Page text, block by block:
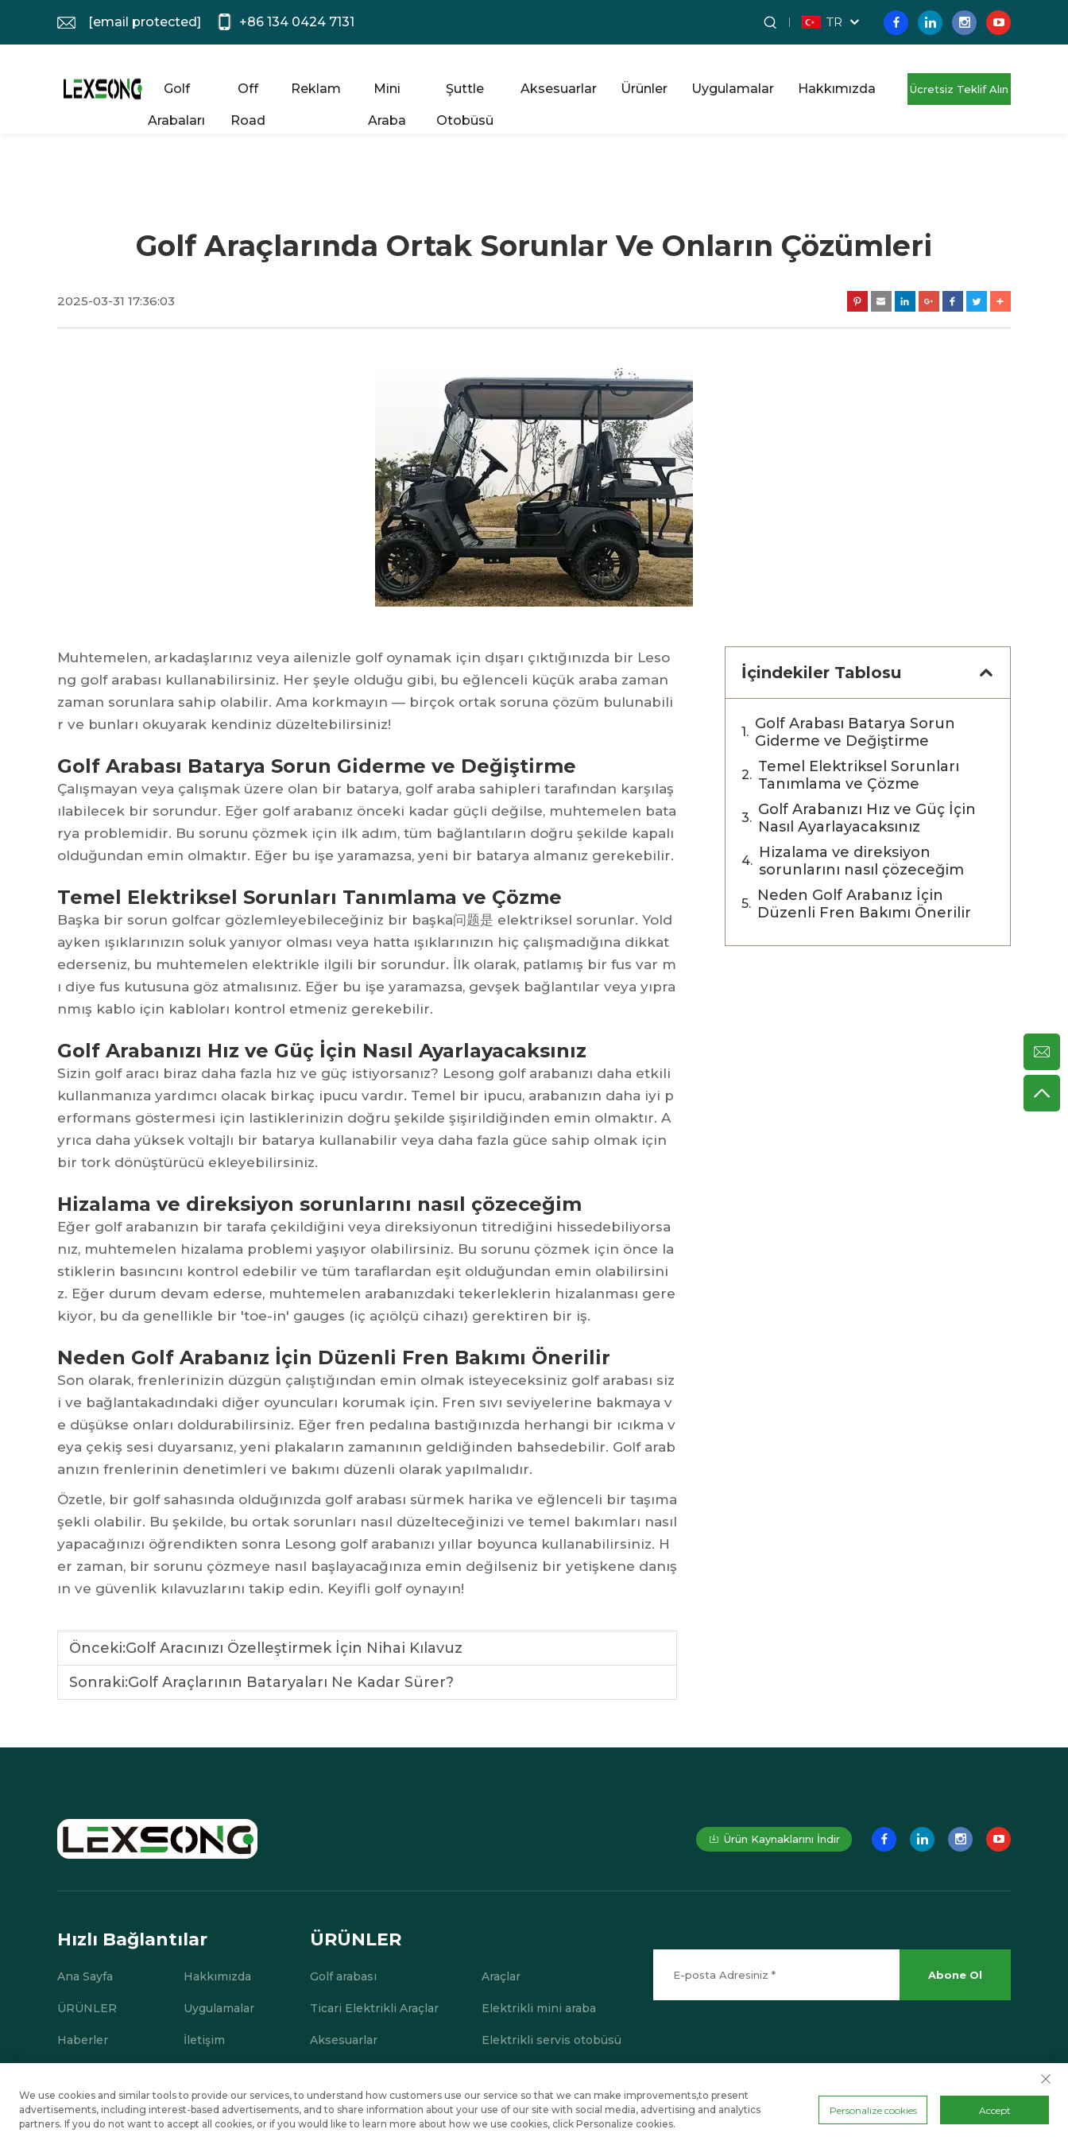
[email protected] +86 134 0424 7131 TR
Golf
Arabaları
Off
Road
Reklam Mini
Araba
Şuttle
Otobüsü
Aksesuarlar Ürünler Uygulamalar Hakkımızda Ücretsiz Teklif Alın
Golf Araçlarında Ortak Sorunlar Ve Onların Çözümleri
2025-03-31 17:36:03
Muhtemelen, arkadaşlarınız veya ailenizle golf oynamak için dışarı çıktığınızda bir Leso
ng golf arabası kullanabilirsiniz. Her şeyle olduğu gibi, bu eğlenceli küçük araba zaman
zaman sorunlara sahip olabilir. Ama korkmayın — birçok ortak soruna çözüm bulunabili
r ve bunları okuyarak kendiniz düzeltebilirsiniz!
Golf Arabası Batarya Sorun Giderme ve Değiştirme
Çalışmayan veya çalışmak üzere olan bir batarya, golf araba sahipleri tarafından karşılaş
ılabilecek bir sorundur. Eğer golf arabanız önceki kadar güçli değilse, muhtemelen bata
rya problemidir. Bu sorunu çözmek için ilk adım, tüm bağlantıların doğru şekilde kapalı
olduğundan emin olmaktır. Eğer bu işe yaramazsa, yeni bir batarya almanız gerekebilir.
Temel Elektriksel Sorunları Tanımlama ve Çözme
Başka bir sorun golfcar gözlemleyebileceğiniz bir başka问题是 elektriksel sorunlar. Yold
ayken ışıklarınızın soluk yanıyor olması veya hatta ışıklarınızın hiç çalışmadığına dikkat
ederseniz, bu muhtemelen elektrikle ilgili bir sorundur. İlk olarak, patlamış bir fus var m
ı diye fus kutusuna göz atmalısınız. Eğer bu işe yaramazsa, gevşek bağlantılar veya yıpra
nmış kablo için kabloları kontrol etmeniz gerekebilir.
Golf Arabanızı Hız ve Güç İçin Nasıl Ayarlayacaksınız
Sizin golf aracı biraz daha fazla hız ve güç istiyorsanız? Lesong golf arabanızı daha etkili
kullanmanıza yardımcı olacak birkaç ipucu vardır. Temel bir ipucu, arabanızın daha iyi p
erformans göstermesi için lastiklerinizin doğru şekilde şişirildiğinden emin olmaktır. A
yrıca daha yüksek voltajlı bir batarya kullanabilir veya daha fazla güce sahip olmak için
bir tork dönüştürücü ekleyebilirsiniz.
Hizalama ve direksiyon sorunlarını nasıl çözeceğim
Eğer golf arabanızın bir tarafa çekildiğini veya direksiyonun titrediğini hissedebiliyorsa
nız, muhtemelen hizalama problemi yaşıyor olabilirsiniz. Bu sorunu çözmek için önce la
stiklerin basıncını kontrol edebilir ve tüm taraflardan eşit olduğundan emin olabilirsini
z. Eğer durum devam ederse, muhtemelen arabanızdaki tekerleklerin hizalanması gere
kiyor, bu da genellikle bir 'toe-in' gauges (iç açıölçü cihazı) gerektiren bir iş.
Neden Golf Arabanız İçin Düzenli Fren Bakımı Önerilir
Son olarak, frenlerinizin düzgün çalıştığından emin olmak isteyeceksiniz golf arabası siz
i ve bağlantakadındaki diğer oyuncuları korumak için. Fren sıvı seviyelerine bakmaya v
e düşükse onları doldurabilirsiniz. Eğer fren pedalına bastığınızda herhangi bir ıcıkma v
eya çekiş sesi duyarsanız, yeni plakaların zamanının geldiğinden bahsedebilir. Golf arab
anızın frenlerinin denetimleri ve bakımı düzenli olarak yapılmalıdır.
Özetle, bir golf sahasında olduğınızda golf arabası sürmek harika ve eğlenceli bir taşıma
şekli olabilir. Bu şekilde, bu ortak sorunları nasıl düzelteceğinizi ve temel bakımları nasıl
yapacağınızı öğrendikten sonra Lesong golf arabanızı yıllar boyunca kullanabilirsiniz. H
er zaman, bir sorunu çözmeye nasıl başlayacağınıza emin değilseniz bir yetişkene danış
ın ve güvenlik kılavuzlarını takip edin. Keyifli golf oynayın!
Önceki:Golf Aracınızı Özelleştirmek İçin Nihai Kılavuz
Sonraki:Golf Araçlarının Bataryaları Ne Kadar Sürer?
İçindekiler Tablosu
Golf Arabası Batarya Sorun
Giderme ve Değiştirme
Temel Elektriksel Sorunları
Tanımlama ve Çözme
Golf Arabanızı Hız ve Güç İçin
Nasıl Ayarlayacaksınız
Hizalama ve direksiyon
sorunlarını nasıl çözeceğim
Neden Golf Arabanız İçin
Düzenli Fren Bakımı Önerilir
Ürün Kaynaklarını İndir
Hızlı Bağlantılar
Ana Sayfa Hakkımızda
ÜRÜNLER Uygulamalar
Haberler İletişim
ÜRÜNLER
Golf arabası Araçlar
Ticari Elektrikli Araçlar Elektrikli mini araba
Aksesuarlar Elektrikli servis otobüsü
Abone Ol
Tüm hakları saklıdır. © Suzhou Lexsong Electromechanical Equipment Co., Ltd. Gizlilik Politikası Blog En üste kaydır
We use cookies and similar tools to provide our services, to understand how customers use our service so that we can make improvements,to present
advertisements, including interest-based advertisements, and to share information about your use of our site with social media, advertising and analytics
partners. If you do not want to accept all cookies, or if you would like to learn more about how we use cookies, click Personalize cookies.
Personalize cookies Accept